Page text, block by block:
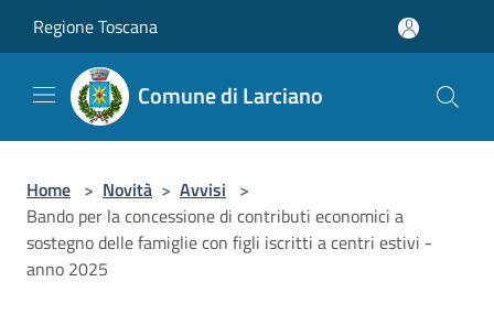
Regione Toscana
Comune di Larciano
Home > Novità > Avvisi >
Bando per la concessione di contributi economici a
sostegno delle famiglie con figli iscritti a centri estivi -
anno 2025